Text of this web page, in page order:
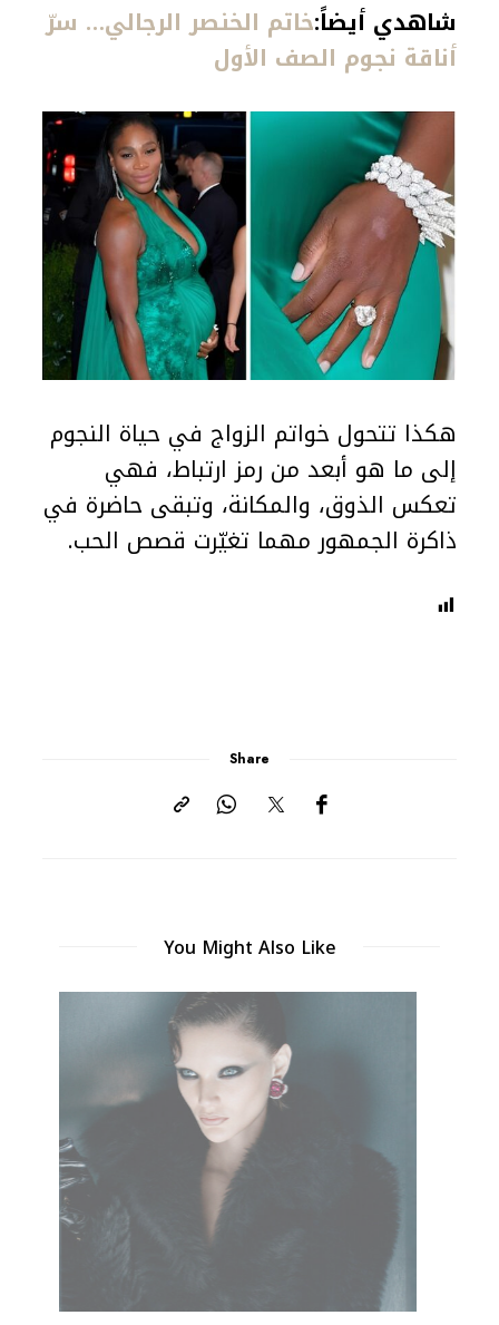
شاهدي أيضاً:خاتم الخنصر الرجالي… سرّ
أناقة نجوم الصف الأول
هكذا تتحول خواتم الزواج في حياة النجوم
إلى ما هو أبعد من رمز ارتباط، فهي
تعكس الذوق، والمكانة، وتبقى حاضرة في
ذاكرة الجمهور مهما تغيّرت قصص الحب.
Share
You Might Also Like